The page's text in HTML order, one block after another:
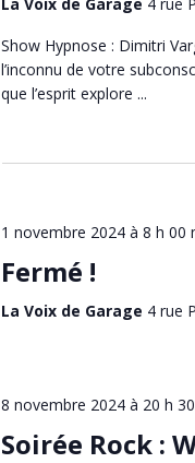
Show Hypnose : Dimitri
l’inconnu de votre
que l’esprit explore ...
1 novembre 2024 à 8 h 00
Fermé !
La Voix de Garage 4 rue
8 novembre 2024 à 20 h
Soirée Rock :